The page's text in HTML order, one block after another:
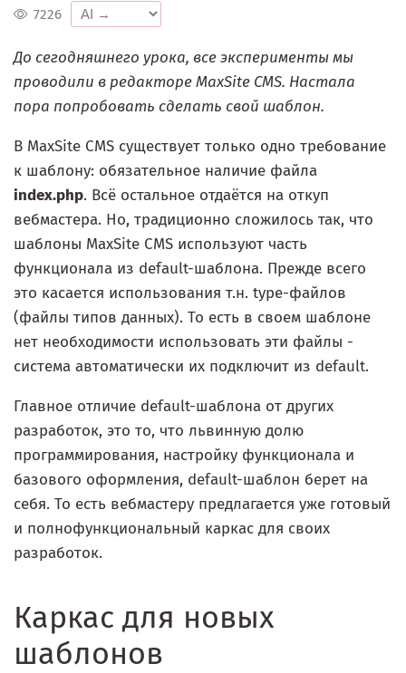
7226
До сегодняшнего урока, все эксперименты мы
проводили в редакторе MaxSite CMS. Настала
пора попробовать сделать свой шаблон.
В MaxSite CMS существует только одно требование
к шаблону: обязательное наличие файла
index.php. Всё остальное отдаётся на откуп
вебмастера. Но, традиционно сложилось так, что
шаблоны MaxSite CMS используют часть
функционала из default-шаблона. Прежде всего
это касается использования т.н. type-файлов
(файлы типов данных). То есть в своем шаблоне
нет необходимости использовать эти файлы -
система автоматически их подключит из default.
Главное отличие default-шаблона от других
разработок, это то, что львинную долю
программирования, настройку функционала и
базового оформления, default-шаблон берет на
себя. То есть вебмастеру предлагается уже готовый
и полнофункциональный каркас для своих
разработок.
Каркас для новых
шаблонов